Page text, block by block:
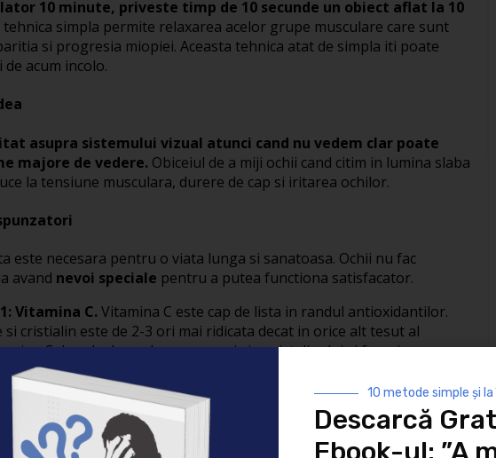
10 minute, priveste timp de 10 secunde un obiect aflat la 10
tehnica simpla permite relaxarea acelor grupe musculare care sunt
si progresia miopiei. Aceasta tehnica atat de simpla iti poate
acum incolo.
asupra sistemului vizual atunci cand nu vedem clar poate
majore de vedere. Obiceiul de a miji ochii cand citim in lumina slaba
la tensiune musculara, durere de cap si iritarea ochilor.
este necesara pentru o viata lunga si sanatoasa. Ochii nu fac
avand nevoi speciale pentru a putea functiona satisfacator.
Vitamina C. Vitamina C este cap de lista in randul antioxidantilor.
cristialin este de 2-3 ori mai ridicata decat in orice alt tesut al
C duce la degradarea corneei si a cristalinului si favorizeaza
cu 600 mg/zi duce la reducerea riscului de cataracta cu 70%!
Luteina.
Luteina este esentiala pentru o vedere sanatoasa.
zeaxantina, este constituent al pigmentului galben aflat in
in special in afine, dar si in morcov, caise si alte fructe si legume viu
10 metode simple și
Descarcă